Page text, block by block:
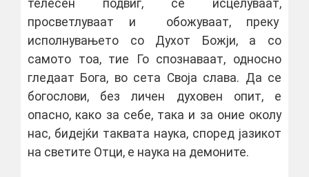
телесен подвиг, се исцелуваат,
просветлуваат и обожуваат, преку
исполнувањето со Духот Божји, а со
самото тоа, тие Го спознаваат, односно
гледаат Бога, во сета Своја слава. Да се
богослови, без личен духовен опит, е
опасно, како за себе, така и за оние околу
нас, бидејќи таквата наука, според јазикот
на светите Отци, е наука на демоните.